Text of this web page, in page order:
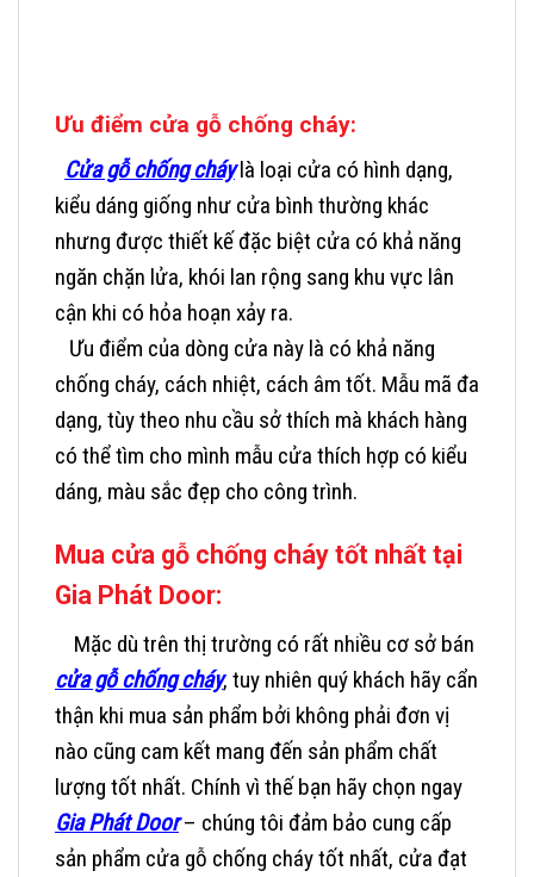
Ưu điểm cửa gỗ chống cháy:
Cửa gỗ chống cháylà loại cửa có hình dạng,
kiểu dáng giống như cửa bình thường khác
nhưng được thiết kế đặc biệt cửa có khả năng
ngăn chặn lửa, khói lan rộng sang khu vực lân
cận khi có hỏa hoạn xảy ra.
Ưu điểm của dòng cửa này là có khả năng
chống cháy, cách nhiệt, cách âm tốt. Mẫu mã đa
dạng, tùy theo nhu cầu sở thích mà khách hàng
có thể tìm cho mình mẫu cửa thích hợp có kiểu
dáng, màu sắc đẹp cho công trình.
Mua cửa gỗ chống cháy tốt nhất tại
Gia Phát Door:
Mặc dù trên thị trường có rất nhiều cơ sở bán
cửa gỗ chống cháy, tuy nhiên quý khách hãy cẩn
thận khi mua sản phẩm bởi không phải đơn vị
nào cũng cam kết mang đến sản phẩm chất
lượng tốt nhất. Chính vì thế bạn hãy chọn ngay
Gia Phát Door– chúng tôi đảm bảo cung cấp
sản phẩm cửa gỗ chống cháy tốt nhất, cửa đạt